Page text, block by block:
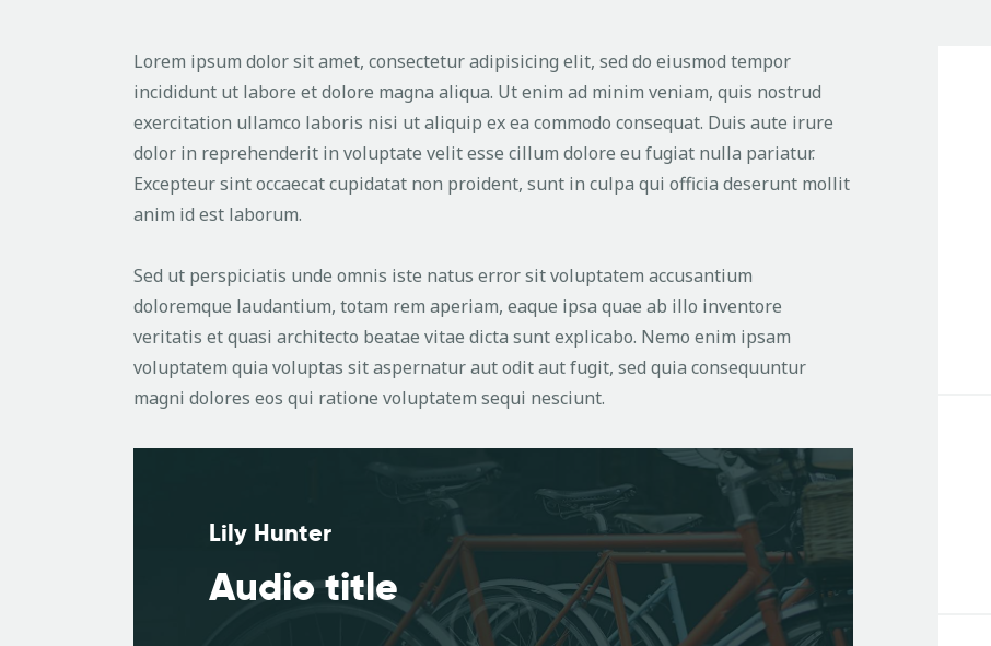
Lorem ipsum dolor sit amet, consectetur adipisicing elit, sed do eiusmod tempor
incididunt ut labore et dolore magna aliqua. Ut enim ad minim veniam, quis nostrud
exercitation ullamco laboris nisi ut aliquip ex ea commodo consequat. Duis aute irure
dolor in reprehenderit in voluptate velit esse cillum dolore eu fugiat nulla pariatur.
Excepteur sint occaecat cupidatat non proident, sunt in culpa qui officia deserunt mollit
anim id est laborum.
Sed ut perspiciatis unde omnis iste natus error sit voluptatem accusantium
doloremque laudantium, totam rem aperiam, eaque ipsa quae ab illo inventore
veritatis et quasi architecto beatae vitae dicta sunt explicabo. Nemo enim ipsam
voluptatem quia voluptas sit aspernatur aut odit aut fugit, sed quia consequuntur
magni dolores eos qui ratione voluptatem sequi nesciunt.
Lily Hunter
Audio title